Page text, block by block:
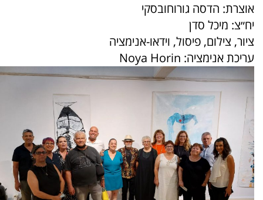
אוצרת: הדסה גורוחובסקי
יח״צ: מיכל סדן
ציור, צילום, פיסול, וידאו-אנימציה
עריכת אנימציה: Noya Horin